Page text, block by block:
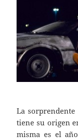
La sorprendente
tiene su origen
misma es el